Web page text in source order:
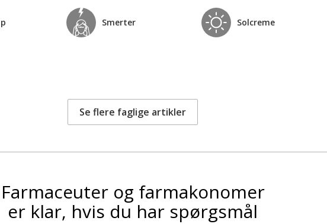
Smerter Solcreme
Se flere faglige artikler
Farmaceuter og farmakonomer
er klar, hvis du har spørgsmål